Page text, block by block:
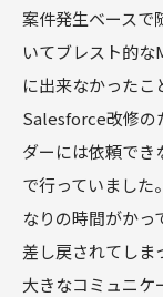
案件発生ベースで
いてブレスト的
に出来なかったこ
Salesforce改修の
ダーには依頼でき
で行っていました
なりの時間がかっ
差し戻されてしま
大きなコミュニケ